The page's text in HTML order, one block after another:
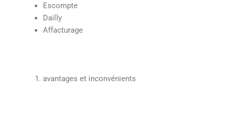
Escompte
Dailly
Affacturage
avantages et inconvénients